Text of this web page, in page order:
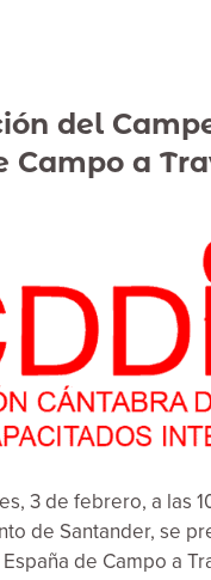
del
Campo a
3 de febrero, a las
de Santander, se
de Campo a